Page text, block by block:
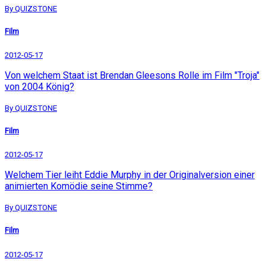
By QUIZSTONE
Film
2012-05-17
Von welchem Staat ist Brendan Gleesons Rolle im Film "Troja"
von 2004 König?
By QUIZSTONE
Film
2012-05-17
Welchem Tier leiht Eddie Murphy in der Originalversion einer
animierten Komödie seine Stimme?
By QUIZSTONE
Film
2012-05-17